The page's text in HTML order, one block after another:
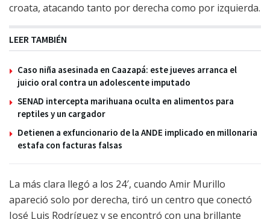
croata, atacando tanto por derecha como por izquierda.
LEER TAMBIÉN
Caso niña asesinada en Caazapá: este jueves arranca el
juicio oral contra un adolescente imputado
SENAD intercepta marihuana oculta en alimentos para
reptiles y un cargador
Detienen a exfuncionario de la ANDE implicado en millonaria
estafa con facturas falsas
La más clara llegó a los 24′, cuando Amir Murillo
apareció solo por derecha, tiró un centro que conectó
José Luis Rodríguez y se encontró con una brillante